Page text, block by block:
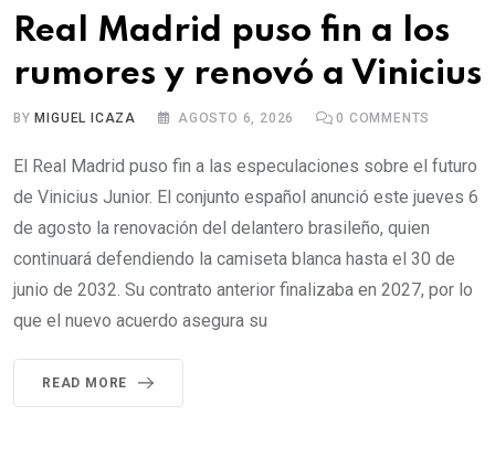
Real Madrid puso fin a los
rumores y renovó a Vinicius
BY MIGUEL ICAZA AGOSTO 6, 2026 0 COMMENTS
El Real Madrid puso fin a las especulaciones sobre el futuro
de Vinicius Junior. El conjunto español anunció este jueves 6
de agosto la renovación del delantero brasileño, quien
continuará defendiendo la camiseta blanca hasta el 30 de
junio de 2032. Su contrato anterior finalizaba en 2027, por lo
que el nuevo acuerdo asegura su
READ MORE